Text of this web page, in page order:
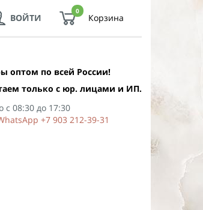
0
Корзина
ВОЙТИ
оптом по всей России!
только с юр. лицами и ИП.
с 08:30 до 17:30
+7 903 212-39-31